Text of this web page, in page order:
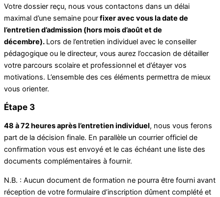
Votre dossier reçu, nous vous contactons dans un délai
maximal d’une semaine pourfixer avec vous la date de
l’entretien d’admission (hors mois d’août et de
décembre). Lors de l’entretien individuel avec le conseiller
pédagogique ou le directeur, vous aurez l’occasion de détailler
votre parcours scolaire et professionnel et d’étayer vos
motivations. L’ensemble des ces éléments permettra de mieux
vous orienter.
Étape 3
48 à 72 heures après l’entretien individuel, nous vous ferons
part de la décision finale. En parallèle un courrier officiel de
confirmation vous est envoyé et le cas échéant une liste des
documents complémentaires à fournir.
N.B. : Aucun document de formation ne pourra être fourni avant
réception de votre formulaire d’inscription dûment complété et